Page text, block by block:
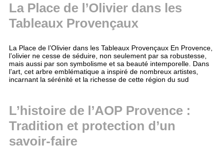
La Place de l’Olivier dans les
Tableaux Provençaux
La Place de l’Olivier dans les Tableaux Provençaux En Provence,
l’olivier ne cesse de séduire, non seulement par sa robustesse,
mais aussi par son symbolisme et sa beauté intemporelle. Dans
l’art, cet arbre emblématique a inspiré de nombreux artistes,
incarnant la sérénité et la richesse de cette région du sud
L’histoire de l’AOP Provence :
Tradition et protection d’un
savoir-faire